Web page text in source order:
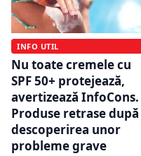
INFO UTIL
Nu toate cremele cu
SPF 50+ protejează,
avertizează InfoCons.
Produse retrase după
descoperirea unor
probleme grave